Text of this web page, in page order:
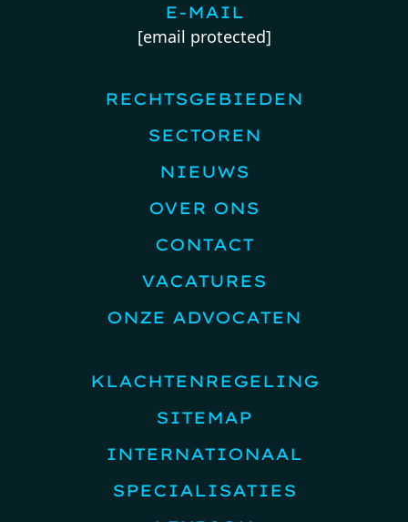
E-MAIL
[email protected]
RECHTSGEBIEDEN
SECTOREN
NIEUWS
OVER ONS
CONTACT
VACATURES
ONZE ADVOCATEN
KLACHTENREGELING
SITEMAP
INTERNATIONAAL
SPECIALISATIES